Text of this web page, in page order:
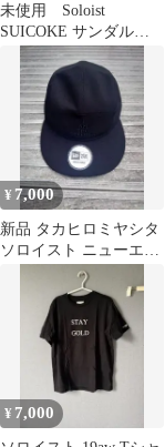
未使用 Soloist
SUICOKE サンダル
US8 ソロイスト ス
イコック
¥ 7,000
新品 タカヒロミヤシタ
ソロイスト ニューエラ
ジェットキャップ キャ
ップ 帽子
¥ 7,000